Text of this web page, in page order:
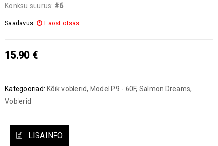
Konksu suurus: #6
Saadavus: Laost otsas
15.90 €
Kategooriad: Kõik voblerid, Model P9 - 60F, Salmon Dreams,
Voblerid
LISAINFO